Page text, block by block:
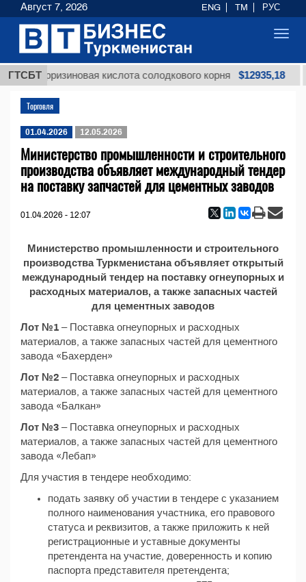
ГТСБТ
глицирризиновая кислота солодкового корня $12935,18
Торговля
01.04.2026 12.05.2026
Министерство промышленности и строительного
производства объявляет международный тендер
на поставку запчастей для цементных заводов
01.04.2026 - 12:07
Министерство промышленности и строительного
производства Туркменистана объявляет открытый
международный тендер на поставку огнеупорных и
расходных материалов, а также запасных частей
для цементных заводов
Лот №1 – Поставка огнеупорных и расходных
материалов, а также запасных частей для цементного
завода «Бахерден»
Лот №2 – Поставка огнеупорных и расходных
материалов, а также запасных частей для цементного
завода «Балкан»
Лот №3 – Поставка огнеупорных и расходных
материалов, а также запасных частей для цементного
завода «Лебап»
Для участия в тендере необходимо:
подать заявку об участии в тендере с указанием
полного наименования участника, его правового
статуса и реквизитов, а также приложить к ней
регистрационные и уставные документы
претендента на участие, доверенность и копию
паспорта представителя претендента;
Август 7, 2026 ENG TM РУС